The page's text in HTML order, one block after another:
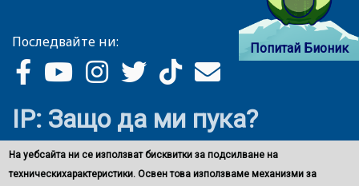
Попитай Бионик
Последвайте ни:
IP: Защо да ми пука?
На уебсайта ни се използват бисквитки за подсилване на
техническихарактеристики. Освен това използваме механизми за